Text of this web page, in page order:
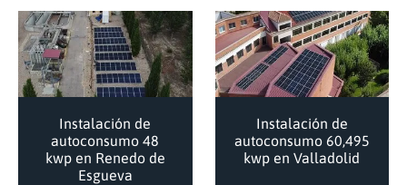
Instalación de
autoconsumo 48
kwp en Renedo de
Esgueva
Instalación de
autoconsumo 60,495
kwp en Valladolid